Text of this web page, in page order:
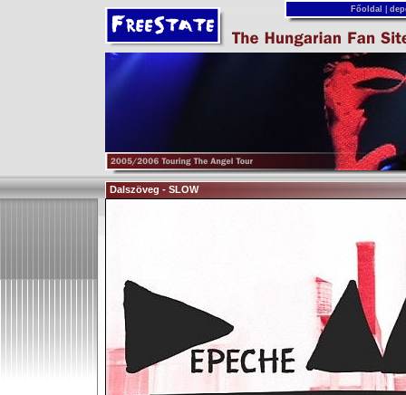
Főoldal
Dalszöveg - SLOW